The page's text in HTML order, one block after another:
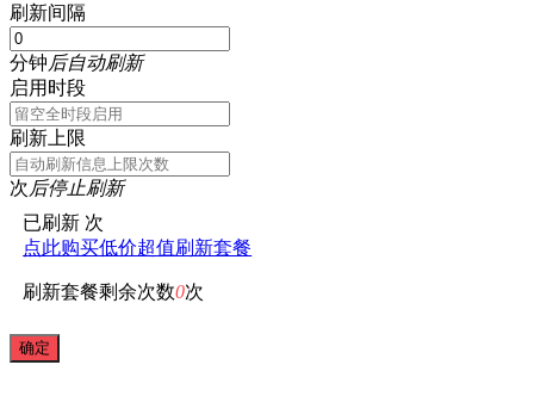
刷新间隔
分钟后自动刷新
启用时段
刷新上限
次后停止刷新
已刷新 次
点此购买低价超值刷新套餐
刷新套餐剩余次数0次